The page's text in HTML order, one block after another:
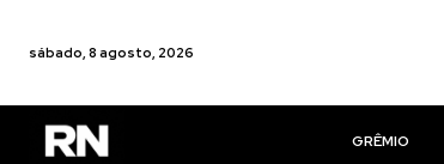
sábado, 8 agosto, 2026
GRÊMIO